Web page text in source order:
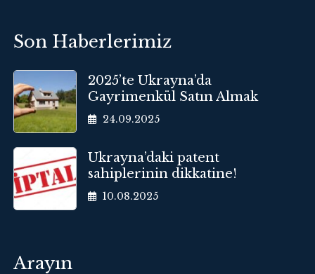
Son Haberlerimiz
2025’te Ukrayna’da
Gayrimenkül Satın Almak
24.09.2025
Ukrayna’daki patent
sahiplerinin dikkatine!
10.08.2025
Arayın